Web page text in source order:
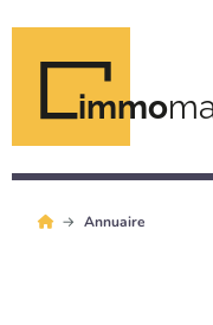
immo
Annuaire